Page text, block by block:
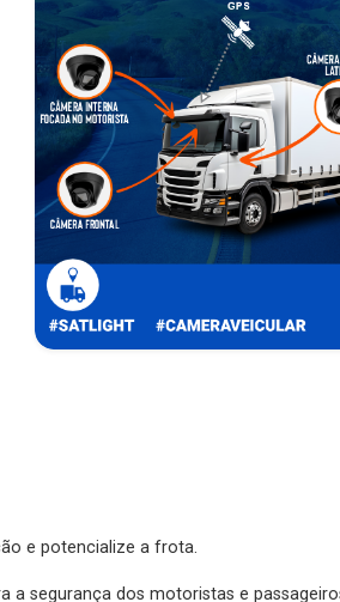
e potencialize a frota.
a segurança dos motoristas e